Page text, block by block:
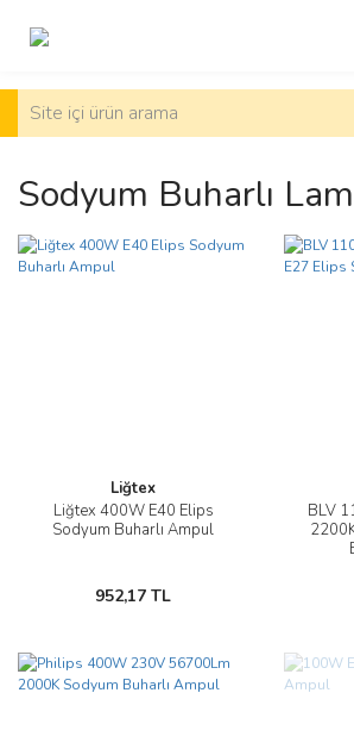
Sodyum Buharlı
Liğtex
Liğtex 400W E40 Elips
Sodyum Buharlı Ampul
952,17 TL
BLV